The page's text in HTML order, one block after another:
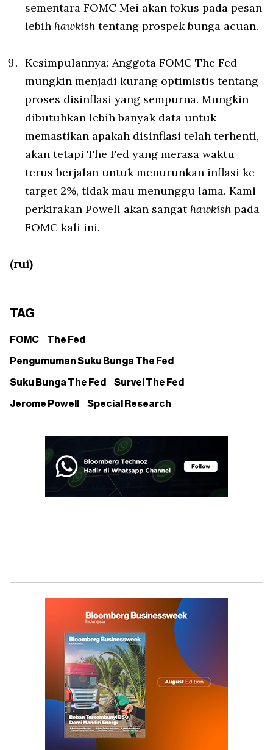
sementara FOMC Mei akan fokus pada pesan
lebih hawkish tentang prospek bunga acuan.
Kesimpulannya: Anggota FOMC The Fed
mungkin menjadi kurang optimistis tentang
proses disinflasi yang sempurna. Mungkin
dibutuhkan lebih banyak data untuk
memastikan apakah disinflasi telah terhenti,
akan tetapi The Fed yang merasa waktu
terus berjalan untuk menurunkan inflasi ke
target 2%, tidak mau menunggu lama. Kami
perkirakan Powell akan sangat hawkish pada
FOMC kali ini.
(rui)
TAG
FOMC The Fed
Pengumuman Suku Bunga The Fed
Suku Bunga The Fed Survei The Fed
Jerome Powell Special Research